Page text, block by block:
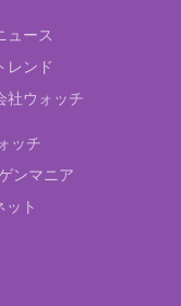
ュース
レンド
社ウォッチ
ッチ
ンマニア
ット